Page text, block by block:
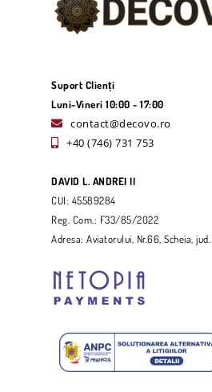
Suport Clienți
Luni-Vineri 10:00 - 17:00
contact@decovo.ro
+40 (746) 731 753
DAVID L. ANDREI II
CUI: 45589284
Reg. Com.: F33/85/2022
Adresa: Aviatorului, Nr.66, Scheia, jud.